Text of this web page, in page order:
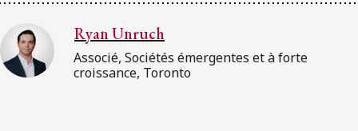
Ryan Unruch
Associé, Sociétés émergentes et à forte
croissance, Toronto